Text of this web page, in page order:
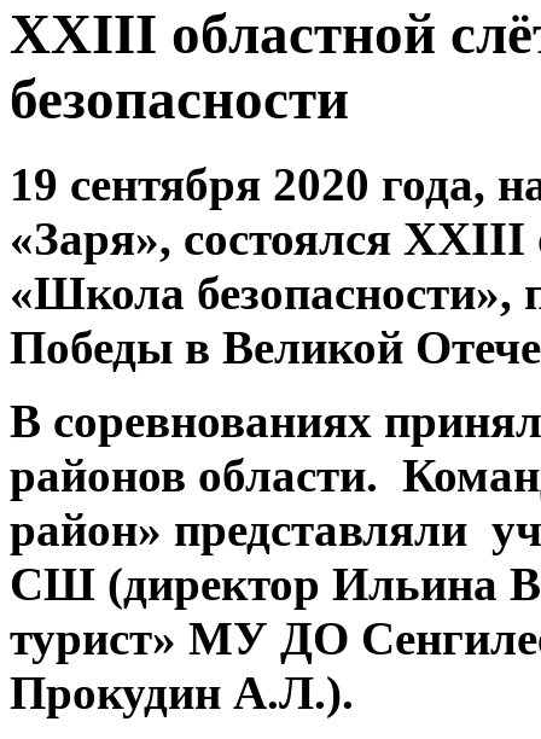
XXIII областной
безопасности
19 сентября 2020 года,
«Заря», состоялся
«Школа
Победы в Великой
В соревнованиях
районов области.
район» представляли
СШ (директор Ильина
турист» МУ ДО
Прокудин А.Л.).